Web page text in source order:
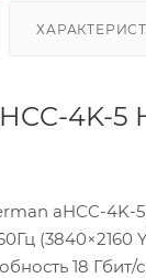
4K-5
aHCC-4K-
(3840×2160
18 Гбит/